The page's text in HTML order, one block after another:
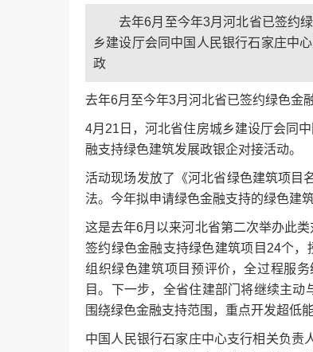
去年6月至今年3月河北省已签约
乡建设厅会同中国人民银行石家庄中
政
去年6月至今年3月河北省已签约绿色金
4月21日，河北省住房城乡建设厅会同
融支持绿色建筑发展政银企对接活动。
活动现场发放了《河北省绿色建筑项目
法。今年拟申请绿色金融支持的绿色建
这是去年6月以来河北省第二次举办此
签约绿色金融支持绿色建筑项目24个
组织绿色建筑项目预评价，全过程服
目。下一步，全省住建部门将继续主
围绕绿色金融支持范围，重点开发超低
中国人民银行石家庄中心支行相关负责